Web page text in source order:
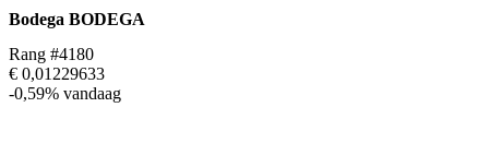
Bodega BODEGA
Rang #4180
€ 0,01229633
-0,59% vandaag